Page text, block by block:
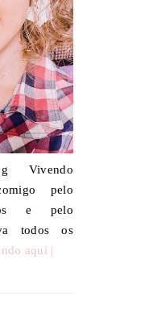
Vivendo
pelo
e pelo
todos os
aqui |